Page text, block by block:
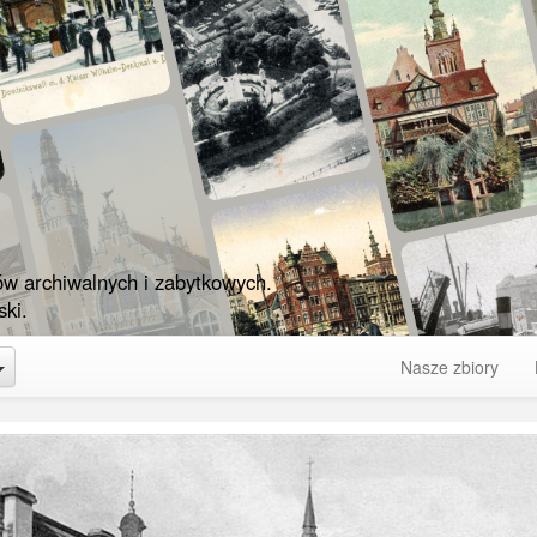
archiwalnych i zabytkowych.
Toggle Dropdown Nasze zbiory